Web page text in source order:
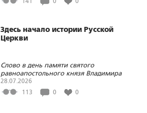
Здесь начало истории Русской
Церкви
Слово в день памяти святого
равноапостольного князя Владимира
28.07.2026
113
0 0